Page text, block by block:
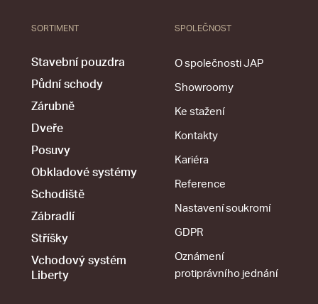
SORTIMENT
Stavební pouzdra
Půdní schody
Zárubně
Dveře
Posuvy
Obkladové systémy
Schodiště
Zábradlí
Stříšky
Vchodový systém
Liberty
SPOLEČNOST
O společnosti JAP
Showroomy
Ke stažení
Kontakty
Kariéra
Reference
Nastavení soukromí
GDPR
Oznámení
protiprávního jednání